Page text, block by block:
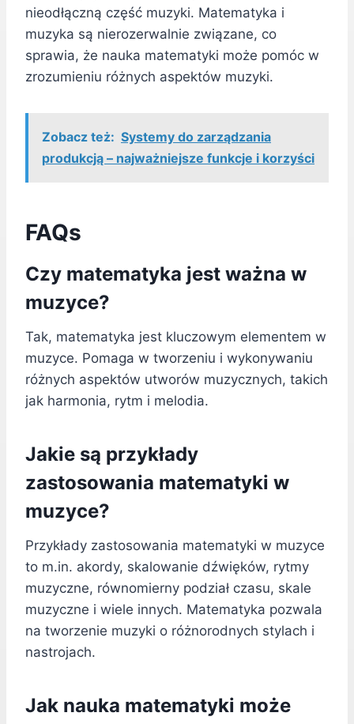
nieodłączną część muzyki. Matematyka i
muzyka są nierozerwalnie związane, co
sprawia, że nauka matematyki może pomóc w
zrozumieniu różnych aspektów muzyki.
Zobacz też: Systemy do zarządzania
produkcją – najważniejsze funkcje i korzyści
FAQs
Czy matematyka jest ważna w
muzyce?
Tak, matematyka jest kluczowym elementem w
muzyce. Pomaga w tworzeniu i wykonywaniu
różnych aspektów utworów muzycznych, takich
jak harmonia, rytm i melodia.
Jakie są przykłady
zastosowania matematyki w
muzyce?
Przykłady zastosowania matematyki w muzyce
to m.in. akordy, skalowanie dźwięków, rytmy
muzyczne, równomierny podział czasu, skale
muzyczne i wiele innych. Matematyka pozwala
na tworzenie muzyki o różnorodnych stylach i
nastrojach.
Jak nauka matematyki może